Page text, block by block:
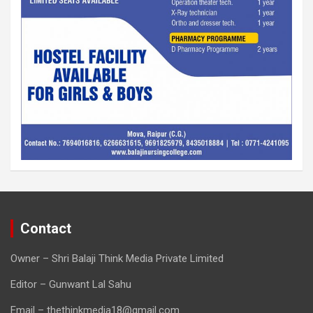
Contact
Owner – Shri Balaji Think Media Private Limited
Editor – Gunwant Lal Sahu